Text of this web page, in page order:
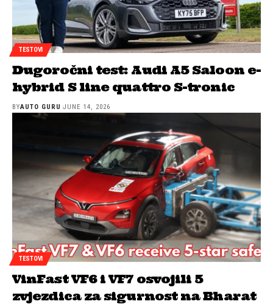
TESTOVI
Dugoročni test: Audi A5 Saloon e-
hybrid S line quattro S-tronic
BYAUTO GURU JUNE 14, 2026
TESTOVI
VinFast VF6 i VF7 osvojili 5
zvjezdica za sigurnost na Bharat